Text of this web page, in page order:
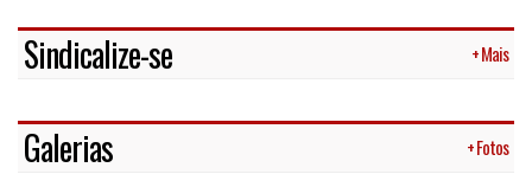
Sindicalize-se + Mais
Galerias + Fotos